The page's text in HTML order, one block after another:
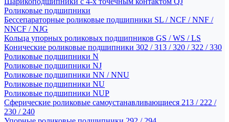
Роликовые подшипники
Бессепараторные роликовые подшипники SL / NCF / NNF /
NNCF / NJG
Кольца упорных роликовых подшипников GS / WS / LS
Конические роликовые подшипники 302 / 313 / 320 / 322 / 330
Роликовые подшипники N
Роликовые подшипники NJ
Роликовые подшипники NN / NNU
Роликовые подшипники NU
Роликовые подшипники NUP
Сферические роликовые самоустанавливающиеся 213 / 222 /
230 / 240